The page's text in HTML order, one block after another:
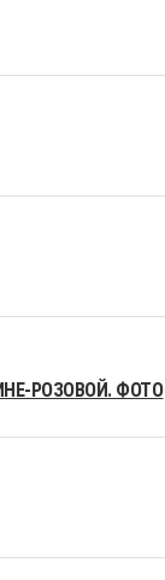
РОЗОВОЙ. ФОТО